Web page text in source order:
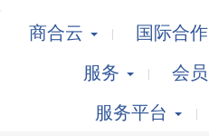
商合云 国际合作
服务
会员
服务平台